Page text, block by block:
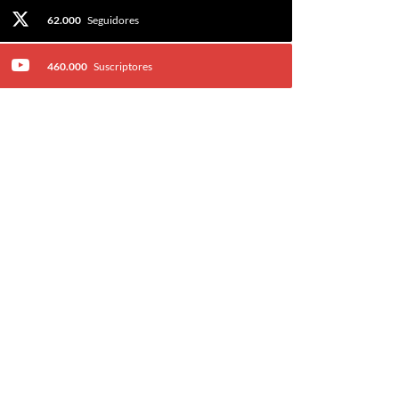
62.000 Seguidores
460.000 Suscriptores